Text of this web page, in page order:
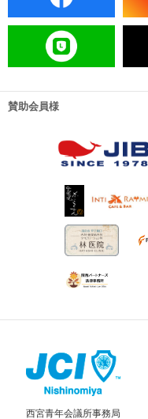
賛助会員様
西宮青年会議所事務局